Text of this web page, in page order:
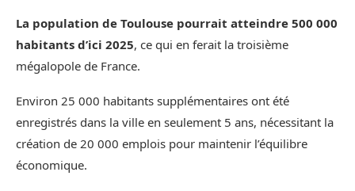
La population de Toulouse pourrait atteindre 500 000
habitants d’ici 2025, ce qui en ferait la troisième
mégalopole de France.
Environ 25 000 habitants supplémentaires ont été
enregistrés dans la ville en seulement 5 ans, nécessitant la
création de 20 000 emplois pour maintenir l’équilibre
économique.